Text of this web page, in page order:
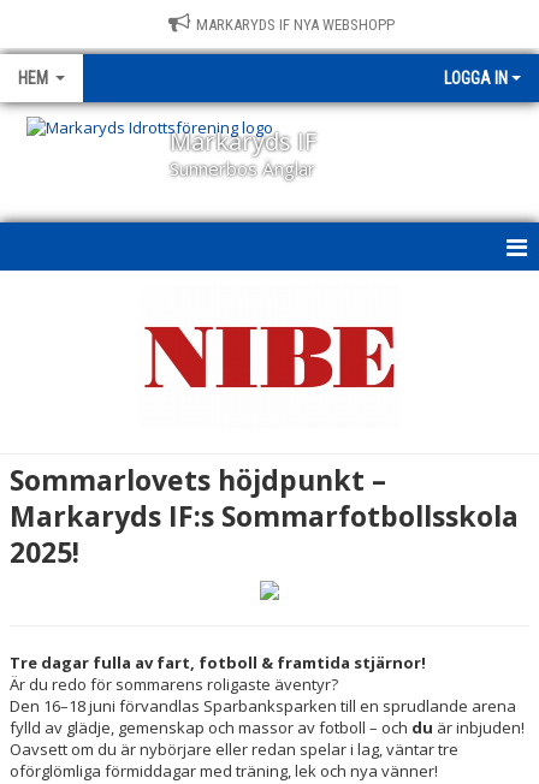
MARKARYDS IF NYA WEBSHOPP
HEM LOGGA IN
Markaryds IF
Sunnerbos Änglar
BILDGALLERI
DOKUMENT
MATCHER
UPPDRAG I FÖRENINGEN
SPONSRING & SAMARBETEN
Sommarlovets höjdpunkt –
Markaryds IF:s Sommarfotbollsskola
2025!
Tre dagar fulla av fart, fotboll & framtida stjärnor!
Är du redo för sommarens roligaste äventyr?
Den 16–18 juni förvandlas Sparbanksparken till en sprudlande arena
fylld av glädje, gemenskap och massor av fotboll – och du är inbjuden!
Oavsett om du är nybörjare eller redan spelar i lag, väntar tre
oförglömliga förmiddagar med träning, lek och nya vänner!